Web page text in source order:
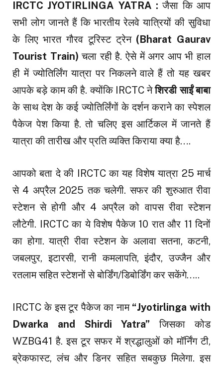
IRCTC JYOTIRLINGA YATRA :जैसा कि आप
सभी लोग जानते हैं कि भारतीय रेलवे यात्रियों की सुविधा
के लिए भारत गौरव टूरिस्ट ट्रेन (Bharat Gaurav
Tourist Train) चला रही है. ऐसे में अगर आप भी हाल
ही में ज्योतिर्लिंग यात्रा पर निकलने वाले हैं तो यह खबर
आपके बड़े काम की है. क्योंकि IRCTC नेशिरडी साईं बाबा
के साथ देश के कई ज्योतिर्लिंगों के दर्शन कराने का स्पेशल
पैकेज पेश किया है. तो चलिए इस आर्टिकल में जानते हैं
यात्रा की तारीख और प्रति व्यक्ति किराया क्या है….
आपको बता दे की IRCTC का यह विशेष यात्रा 25 मार्च
से 4 अप्रैल 2025 तक चलेगी. सफर की शुरुआत रीवा
स्टेशन से होगी और 4 अप्रैल को वापस रीवा स्टेशन
लौटेगी. IRCTC का ये विशेष पैकेज 10 रात और 11 दिनों
का होगा. यात्री रीवा स्टेशन के अलावा सतना, कटनी,
जबलपुर, इटारसी, रानी कमलापति, इंदौर, उज्जैन और
रतलाम सहित स्टेशनों से बोर्डिंग/डिबोर्डिंग कर सकेंगे…..
IRCTC के इस टूर पैकेज का नाम “Jyotirlinga with
Dwarka and Shirdi Yatra”जिसका कोड
WZBG41 है. इस टूर सफर में श्रद्धालुओं को मॉर्निंग टी,
ब्रेकफास्ट, लंच और डिनर सहित सबकुछ मिलेगा. इस